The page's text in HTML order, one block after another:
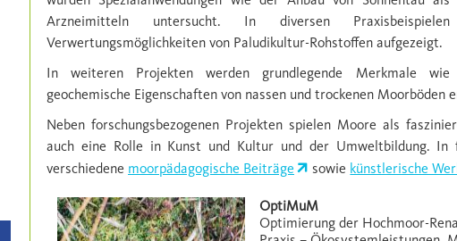
Arzneimitteln untersucht. In diversen
Verwertungsmöglichkeiten von Paludikultur-Rohstoffen aufgezeigt.
In weiteren Projekten werden grundlegende Merkmale wie
geochemische Eigenschaften von nassen und trockenen Moorböden
Neben forschungsbezogenen Projekten spielen Moore als
auch eine Rolle in Kunst und Kultur und der Umweltbildung. In
verschiedene moorpädagogische Beiträge sowie künstlerische
OptiMuM
Optimierung der Hochmoor-